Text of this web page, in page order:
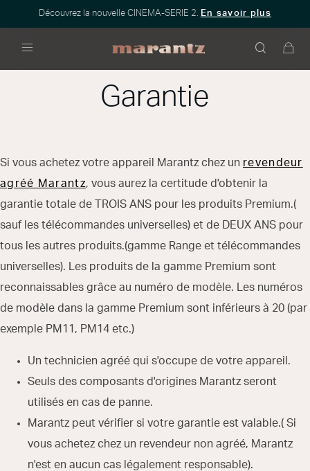
Découvrez la nouvelle CINEMA-SERIE 2. En savoir plus
Garantie
Si vous achetez votre appareil Marantz chez un revendeur
agréé Marantz, vous aurez la certitude d'obtenir la
garantie totale de TROIS ANS pour les produits Premium.(
sauf les télécommandes universelles) et de DEUX ANS pour
tous les autres produits.(gamme Range et télécommandes
universelles). Les produits de la gamme Premium sont
reconnaissables grâce au numéro de modèle. Les numéros
de modèle dans la gamme Premium sont inférieurs à 20 (par
exemple PM11, PM14 etc.)
Un technicien agréé qui s'occupe de votre appareil.
Seuls des composants d'origines Marantz seront
utilisés en cas de panne.
Marantz peut vérifier si votre garantie est valable.( Si
vous achetez chez un revendeur non agréé, Marantz
n'est en aucun cas légalement responsable).